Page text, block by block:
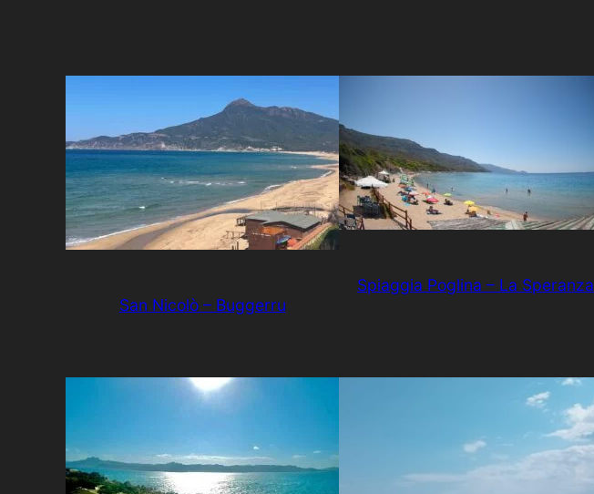
San Nicolò – Buggerru
Spiaggia Poglina – La Speranza